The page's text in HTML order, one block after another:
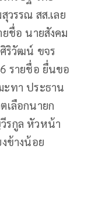
วรรณ สส.เลย
ชื่อ นายสังคม
ริวัฒน์ ขจร
รายชื่อ ยื่นขอ
ะทา ประธาน
เลือกนายก
รกูล หัวหน้า
ข้างน้อย